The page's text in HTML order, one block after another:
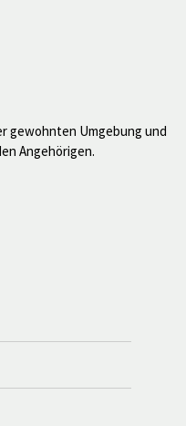
gewohnten Umgebung und
Angehörigen.